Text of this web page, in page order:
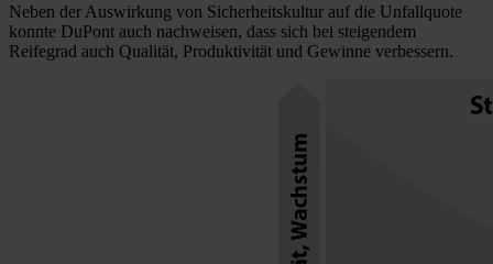
Neben der Auswirkung von Sicherheitskultur auf die Unfallquote
konnte DuPont auch nachweisen, dass sich bei steigendem
Reifegrad auch Qualität, Produktivität und Gewinne verbessern.